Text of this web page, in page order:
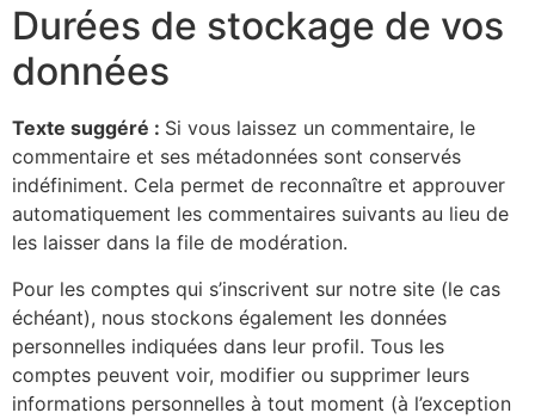
Durées de stockage de vos
données
Texte suggéré : Si vous laissez un commentaire, le
commentaire et ses métadonnées sont conservés
indéfiniment. Cela permet de reconnaître et approuver
automatiquement les commentaires suivants au lieu de
les laisser dans la file de modération.
Pour les comptes qui s’inscrivent sur notre site (le cas
échéant), nous stockons également les données
personnelles indiquées dans leur profil. Tous les
comptes peuvent voir, modifier ou supprimer leurs
informations personnelles à tout moment (à l’exception